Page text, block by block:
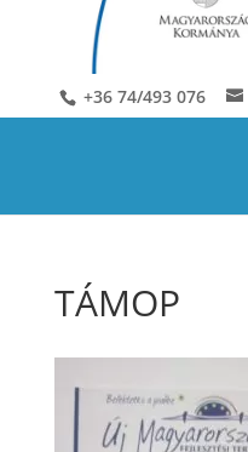
+36 74/493 076
TÁMOP